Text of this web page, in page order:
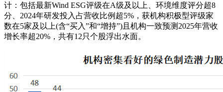
计：包括最新Wind ESG评级在A级及以上、环境维度评分超8
分、2024年研发投入占营收比例超5%，获机构积极型评级家
数在5家及以上(含“买入”和“增持”)且机构一致预测2025年营收
增长率超20%，共有12只个股浮出水面。